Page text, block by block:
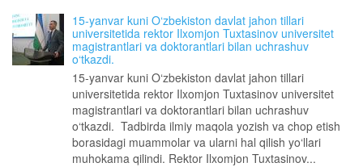
15-yanvar kuni O‘zbekiston davlat jahon tillari
universitetida rektor Ilxomjon Tuxtasinov universitet
magistrantlari va doktorantlari bilan uchrashuv
o‘tkazdi.
15-yanvar kuni O‘zbekiston davlat jahon tillari
universitetida rektor Ilxomjon Tuxtasinov universitet
magistrantlari va doktorantlari bilan uchrashuv
o‘tkazdi. Tadbirda ilmiy maqola yozish va chop etish
borasidagi muammolar va ularni hal qilish yo‘llari
muhokama qilindi. Rektor Ilxomjon Tuxtasinov...